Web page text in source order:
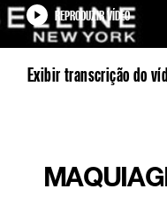
REPRODUZIR VÍDEO
Exibir transcrição do